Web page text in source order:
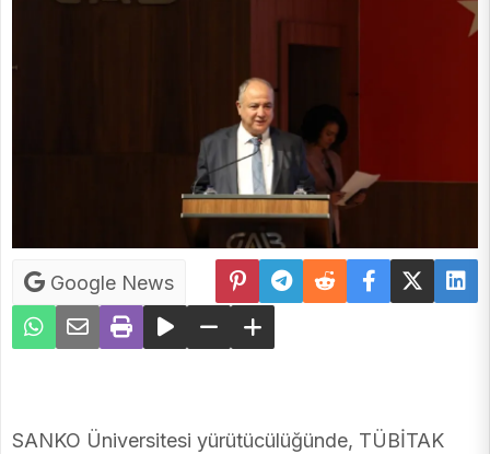
Google News
SANKO Üniversitesi yürütücülüğünde, TÜBİTAK